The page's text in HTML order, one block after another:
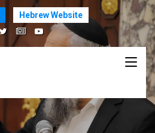
Hebrew Website